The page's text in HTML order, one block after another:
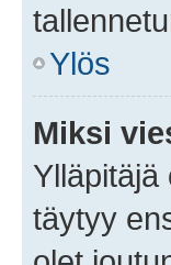
Ylös
Miksi
täytyy